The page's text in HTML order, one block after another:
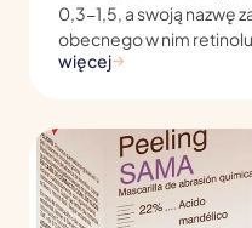
0,3-1,5, a swoją nazwę
obecnego w nim
więcej